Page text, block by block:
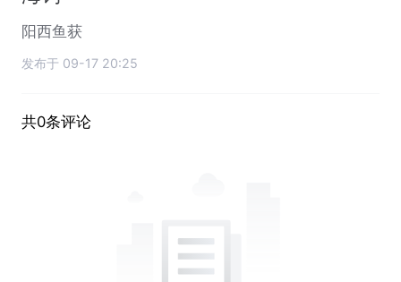
阳西鱼获
发布于 09-17 20:25
共0条评论